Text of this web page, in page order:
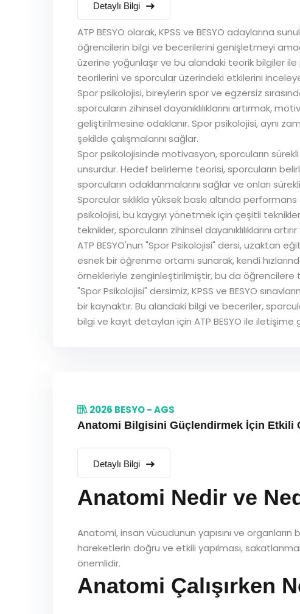
Detaylı Bilgi
ATP BESYO olarak, KPSS ve BESYO adaylarına
öğrencilerin bilgi ve becerilerini genişletmeyi
üzerine yoğunlaşır ve bu alandaki teorik bilgiler
teorilerini ve sporcular üzerindeki etkilerini
Spor psikolojisi, bireylerin spor ve egzersiz
sporcuların zihinsel dayanıklılıklarını artırmak,
geliştirilmesine odaklanır. Spor psikolojisi, aynı
şekilde çalışmalarını sağlar.
Spor psikolojisinde motivasyon, sporcuların
unsurdur. Hedef belirleme teorisi, sporcuların
sporcuların odaklanmalarını sağlar ve onları
Sporcular sıklıkla yüksek baskı altında
psikolojisi, bu kaygıyı yönetmek için çeşitli
teknikler, sporcuların zihinsel dayanıklılıklarını
ATP BESYO'nun "Spor Psikolojisi" dersi, uzaktan
esnek bir öğrenme ortamı sunarak, kendi
örnekleriyle zenginleştirilmiştir, bu da öğrencilere
"Spor Psikolojisi" dersimiz, KPSS ve BESYO
bir kaynaktır. Bu alandaki bilgi ve beceriler,
bilgi ve kayıt detayları için ATP BESYO ile
2026 BESYO - AGS
Anatomi Bilgisini Güçlendirmek İçin Etkili
Detaylı Bilgi
Anatomi Nedir ve
Anatomi, insan vücudunun yapısını ve
hareketlerin doğru ve etkili yapılması,
önemlidir.
Anatomi Çalışırken